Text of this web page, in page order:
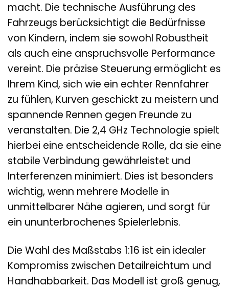
macht. Die technische Ausführung des
Fahrzeugs berücksichtigt die Bedürfnisse
von Kindern, indem sie sowohl Robustheit
als auch eine anspruchsvolle Performance
vereint. Die präzise Steuerung ermöglicht es
Ihrem Kind, sich wie ein echter Rennfahrer
zu fühlen, Kurven geschickt zu meistern und
spannende Rennen gegen Freunde zu
veranstalten. Die 2,4 GHz Technologie spielt
hierbei eine entscheidende Rolle, da sie eine
stabile Verbindung gewährleistet und
Interferenzen minimiert. Dies ist besonders
wichtig, wenn mehrere Modelle in
unmittelbarer Nähe agieren, und sorgt für
ein ununterbrochenes Spielerlebnis.
Die Wahl des Maßstabs 1:16 ist ein idealer
Kompromiss zwischen Detailreichtum und
Handhabbarkeit. Das Modell ist groß genug,